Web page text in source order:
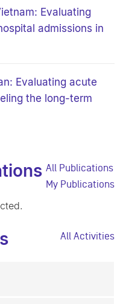
Evaluating
admissions in
Evaluating acute
the long-term
All Publications
My Publications
All Activities